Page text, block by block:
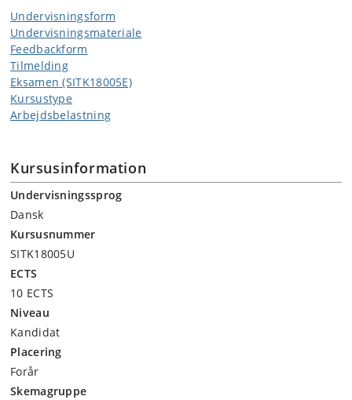
Undervisningsform
Undervisningsmateriale
Feedbackform
Tilmelding
Eksamen (SITK18005E)
Kursustype
Arbejdsbelastning
Kursusinformation
Undervisningssprog
Dansk
Kursusnummer
SITK18005U
ECTS
10 ECTS
Niveau
Kandidat
Placering
Forår
Skemagruppe